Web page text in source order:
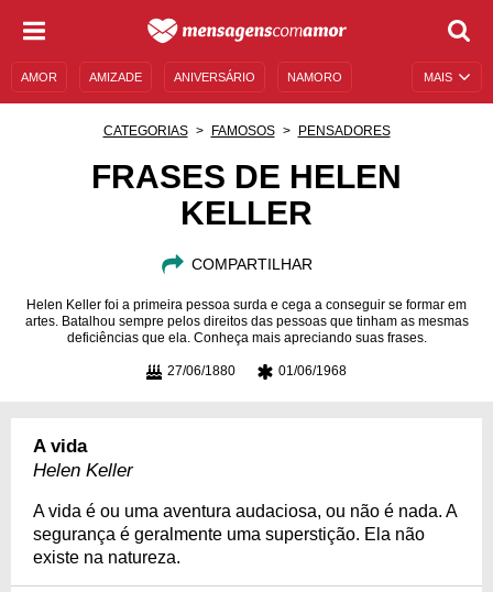
MAIS
AMOR AMIZADE ANIVERSÁRIO NAMORO
MENSAGENS DE ANIVERSÁRIO
CATEGORIAS FAMOSOS PENSADORES
FRASES DE HELEN
KELLER
COMPARTILHAR
Helen Keller foi a primeira pessoa surda e cega a conseguir se formar em
artes. Batalhou sempre pelos direitos das pessoas que tinham as mesmas
deficiências que ela. Conheça mais apreciando suas frases.
27/06/1880 01/06/1968
A vida
Helen Keller
A vida é ou uma aventura audaciosa, ou não é nada. A
segurança é geralmente uma superstição. Ela não
existe na natureza.